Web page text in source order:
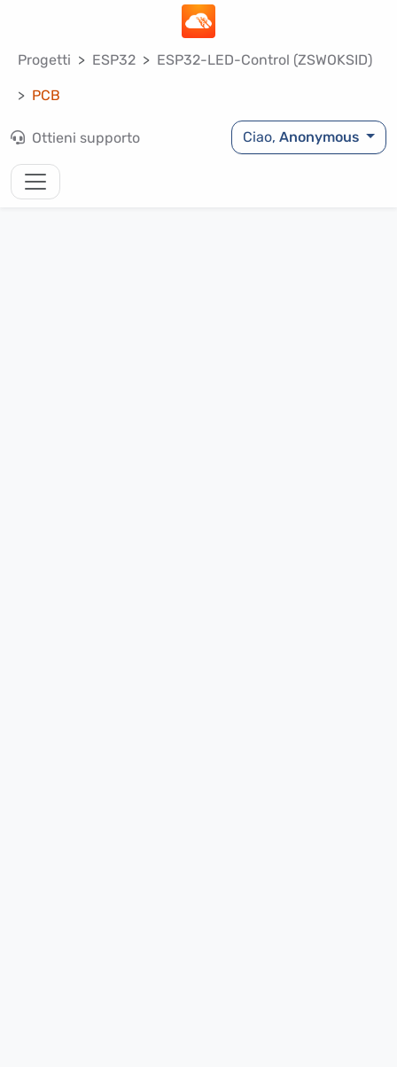
Progetti ESP32 ESP32-LED-Control (ZSWOKSID)
PCB
Ottieni supporto Ciao,Anonymous